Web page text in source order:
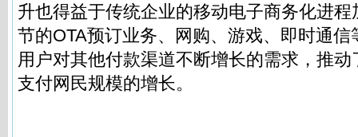
升也得益于传统企业的移动电子商务化进
节的OTA预订业务、网购、游戏、即时通
用户对其他付款渠道不断增长的需求，推
支付网民规模的增长。